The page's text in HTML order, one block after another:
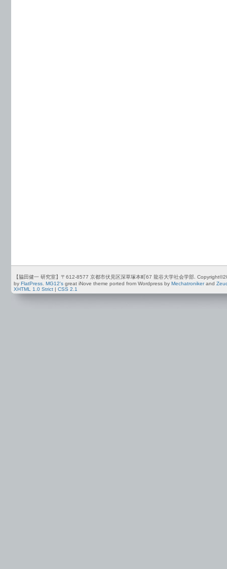
【脇田健一 研究室】〒612-8577 京都市伏見区深草塚本町67 龍谷大学社会学部.
by FlatPress. MG12's great iNove theme ported from Wordpress by Mechatronikerand
XHTML 1.0 Strict
CSS 2.1